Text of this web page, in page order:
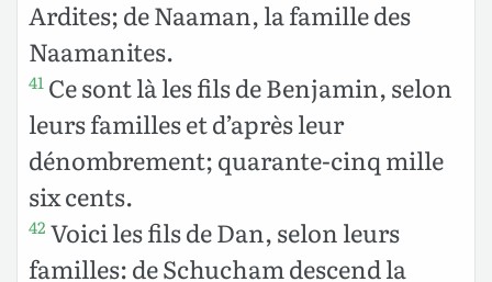
Ardites; de Naaman, la famille des
Naamanites.
41 Ce sont là les fils de Benjamin, selon
leurs familles et d’après leur
dénombrement; quarante-cinq mille
six cents.
42 Voici les fils de Dan, selon leurs
familles: de Schucham descend la